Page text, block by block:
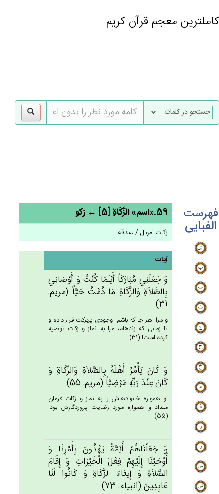
کاملترین معجم قرآن کریم
فهرست
الفبایی
59.«اسم» الزَّكَاة‌ِ [5] ← زکو
زکات اموال / صدقه
آیات
وَ جَعَلَنِي‌ مُبَارََكَاً أَيْنَمَا كُنْت‌ُ وَ أَوْصَانِي‌
بِالصَّلاَة‌ِ وَالزَّكَاة‌ِ مَا دُمْت‌ُ حَيَّاً (مريم:
31)
و مرا- هر جا كه باشم- وجودى پربركت قرار داده و
تا زمانى كه زنده‏ام، مرا به نماز و زكات توصيه
كرده است! (31)
وَ كَان‌َ يَأْمُرُ أَهْلَه‌ُ بِالصَّلاَة‌ِ وَالزَّكَاة‌ِ وَ
كَان‌َ عِنْدَ رَبِّه‌ِ مَرْضِيَّاً (مريم: 55)
او همواره خانواده‏اش را به نماز و زكات فرمان
مى‏داد و همواره مورد رضايت پروردگارش بود.
(55)
وَ جَعَلْنَاهُم‌ْ أَئِمَّة‌ً يَهْدُون‌َ بِأَمْرِنَا وَ
أَوْحَيْنَا إِلَيْهِم‌ْ فِعْل‌َ الْخَيْرَات‌ِ وَ إِقَام‌َ
الصَّلاَة‌ِ وَ إِيتَاءَ الزَّكَاة‌ِ وَ كَانُوا لَنَا
عَابِدِين‌َ (انبياء: 73)